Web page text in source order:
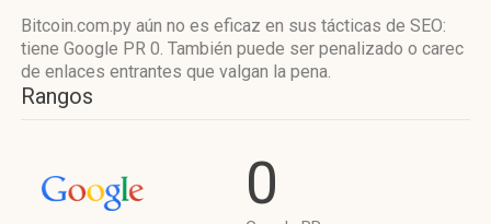
Bitcoin.com.py aún no es eficaz en sus tácticas de SEO:
tiene Google PR 0. También puede ser penalizado o carec
de enlaces entrantes que valgan la pena.
Rangos
0